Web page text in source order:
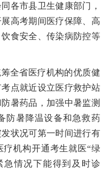
各市县卫生健康部门，
高考期间医疗保障、高
食安全、传染病防控等
全省医疗机构的优质健
点就近设立医疗救护站
暑药品，加强中暑监测
防暑降温设备和急救药
状况可第一时间进行有
机构开通考生就医“绿
急情况下能得到及时诊